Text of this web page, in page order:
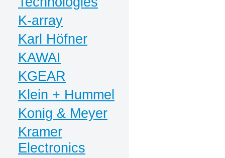
K-array
Karl Höfner
KAWAI
KGEAR
Klein + Hummel
Konig & Meyer
Kramer
Electronics